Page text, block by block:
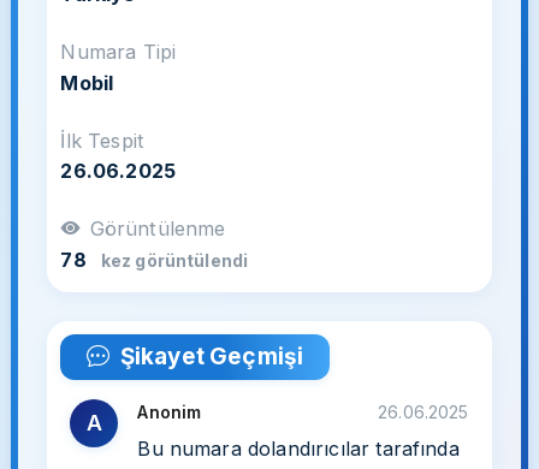
Numara Tipi
Mobil
İlk Tespit
26.06.2025
Görüntülenme
78
kez görüntülendi
Şikayet Geçmişi
A Anonim 26.06.2025
Bu numara dolandırıcılar tarafında